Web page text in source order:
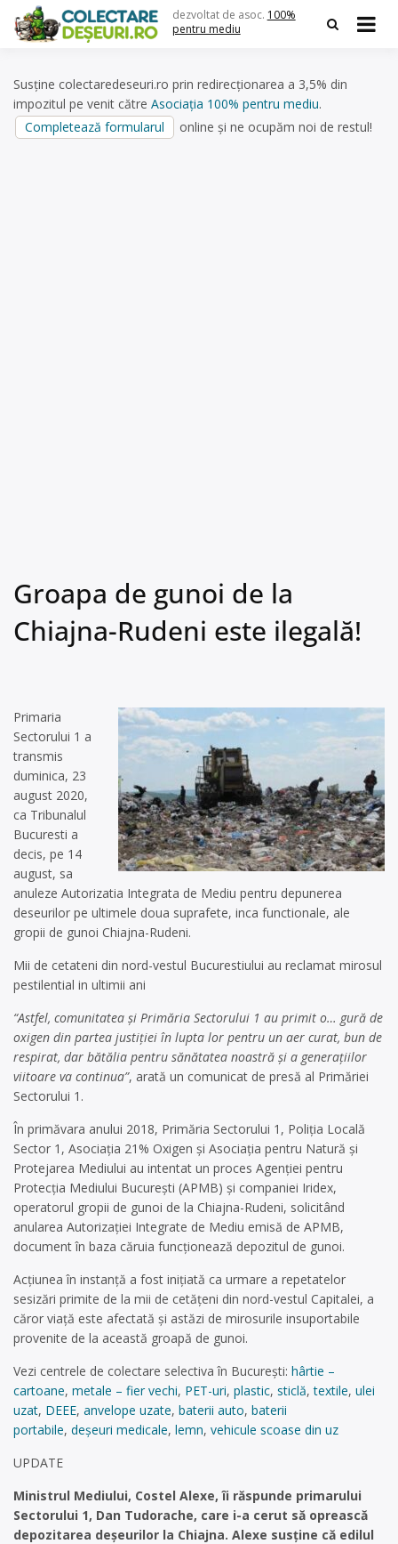
content
dezvoltat de asoc. 100%
pentru mediu
Susține colectaredeseuri.ro prin redirecționarea a 3,5% din
impozitul pe venit către Asociația 100% pentru mediu.
Completează formularul
online și ne ocupăm noi de restul!
Groapa de gunoi de la
Chiajna-Rudeni este ilegală!
Primaria
Sectorului 1 a
transmis
duminica, 23
august 2020,
ca Tribunalul
Bucuresti a
decis, pe 14
august, sa
anuleze Autorizatia Integrata de Mediu pentru depunerea
deseurilor pe ultimele doua suprafete, inca functionale, ale
gropii de gunoi Chiajna-Rudeni.
Mii de cetateni din nord-vestul Bucurestiului au reclamat mirosul
pestilential in ultimii ani
“Astfel, comunitatea şi Primăria Sectorului 1 au primit o… gură de
oxigen din partea justiţiei în lupta lor pentru un aer curat, bun de
respirat, dar bătălia pentru sănătatea noastră şi a generaţiilor
viitoare va continua”, arată un comunicat de presă al Primăriei
Sectorului 1.
În primăvara anului 2018, Primăria Sectorului 1, Poliția Locală
Sector 1, Asociația 21% Oxigen și Asociația pentru Natură și
Protejarea Mediului au intentat un proces Agenției pentru
Protecția Mediului București (APMB) și companiei Iridex,
operatorul gropii de gunoi de la Chiajna-Rudeni, solicitând
anularea Autorizației Integrate de Mediu emisă de APMB,
document în baza căruia funcționează depozitul de gunoi.
Acțiunea în instanță a fost inițiată ca urmare a repetatelor
sesizări primite de la mii de cetățeni din nord-vestul Capitalei, a
căror viață este afectată și astăzi de mirosurile insuportabile
provenite de la această groapă de gunoi.
Vezi centrele de colectare selectiva în București: hârtie –
cartoane, metale – fier vechi, PET-uri, plastic, sticlă,textile, ulei
uzat, DEEE, anvelope uzate, baterii auto, baterii
portabile, deșeuri medicale, lemn, vehicule scoase din uz
UPDATE
Ministrul Mediului, Costel Alexe, îi răspunde primarului
Sectorului 1, Dan Tudorache, care i-a cerut să oprească
depozitarea deşeurilor la Chiajna. Alexe susţine că edilul